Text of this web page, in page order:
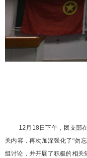
12 月 18日下午，团支部
关内容，再次加深强化了“勿
组讨论，并开展了积极的相关